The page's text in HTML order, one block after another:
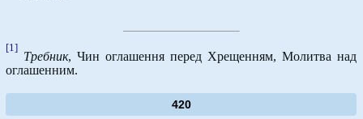
[1]
Требник, Чин оглашення перед Хрещенням, Молитва над
оглашенним.
420